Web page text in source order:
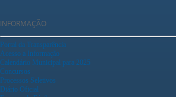
INFORMAÇÃO
Portal da Transparência
Acesso a Informação
Calendário Municipal para 2025
Concursos
Processos Seletivos
Diário Oficial